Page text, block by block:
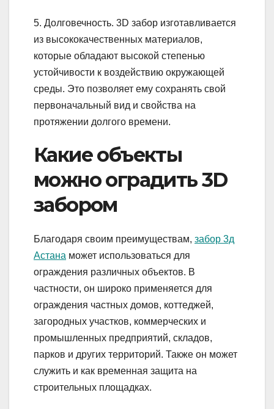
5. Долговечность. 3D забор изготавливается
из высококачественных материалов,
которые обладают высокой степенью
устойчивости к воздействию окружающей
среды. Это позволяет ему сохранять свой
первоначальный вид и свойства на
протяжении долгого времени.
Какие объекты
можно оградить 3D
забором
Благодаря своим преимуществам, забор 3д
Астана может использоваться для
ограждения различных объектов. В
частности, он широко применяется для
ограждения частных домов, коттеджей,
загородных участков, коммерческих и
промышленных предприятий, складов,
парков и других территорий. Также он может
служить и как временная защита на
строительных площадках.